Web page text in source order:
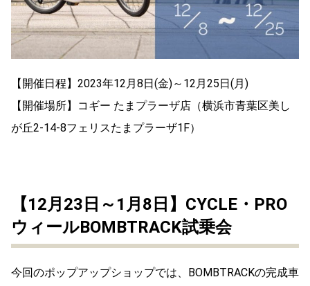
【開催日程】2023年12月8日(金)～12月25日(月)
【開催場所】コギー たまプラーザ店（横浜市青葉区美し
が丘2-14-8フェリスたまプラーザ1F）
【12月23日～1月8日】CYCLE・PRO
ウィールBOMBTRACK試乗会
今回のポップアップショップでは、BOMBTRACKの完成車